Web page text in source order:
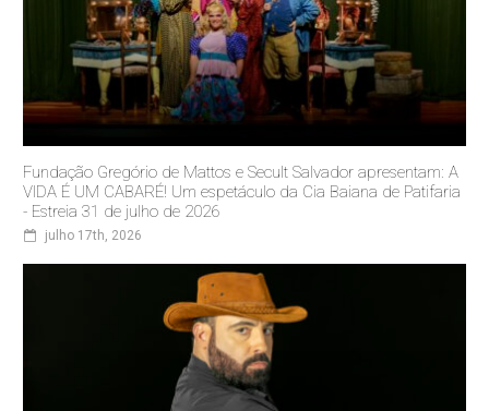
Fundação Gregório de Mattos e Secult Salvador apresentam: A
VIDA É UM CABARÉ! Um espetáculo da Cia Baiana de Patifaria
- Estreia 31 de julho de 2026
julho 17th, 2026